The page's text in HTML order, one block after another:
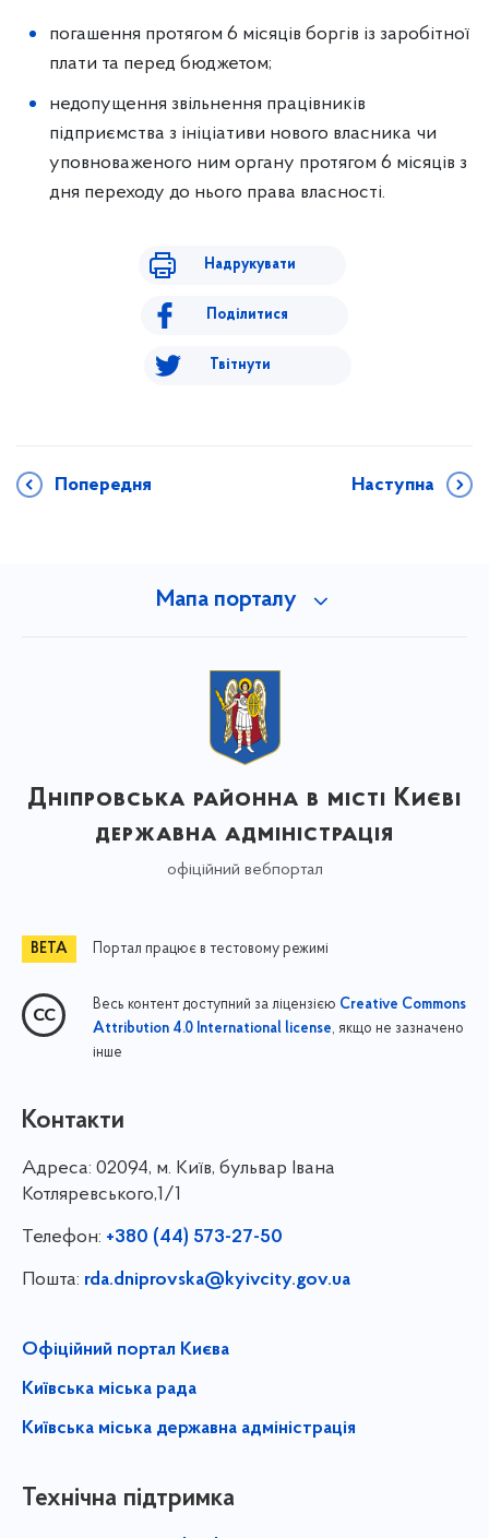
погашення протягом 6 місяців боргів із заробітної
плати та перед бюджетом;
недопущення звільнення працівників
підприємства з ініціативи нового власника чи
уповноваженого ним органу протягом 6 місяців з
дня переходу до нього права власності.
Надрукувати
Поділитися
Твітнути
Попередня Наступна
Мапа порталу
Дніпровська районна в місті Києві
державна адміністрація
офіційний вебпортал
Портал працює в тестовому режимі
Весь контент доступний за ліцензією Creative Commons
Attribution 4.0 International license, якщо не зазначено
інше
Контакти
Адреса: 02094, м. Київ, бульвар Івана
Котляревського,1/1
Телефон: +380 (44) 573-27-50
Пошта: rda.dniprovska@kyivcity.gov.ua
Офіційний портал Києва
Київська міська рада
Київська міська державна адміністрація
Технічна підтримка